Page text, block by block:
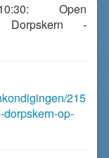
Open
Dorpskern -
215
op-